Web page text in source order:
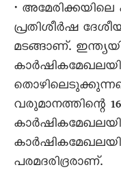
•
പ്രതിശീർഷ
മടങ്ങാണ്.
വരുമാനത്തിന്റെ
പരമദരിദ്രരാണ്.